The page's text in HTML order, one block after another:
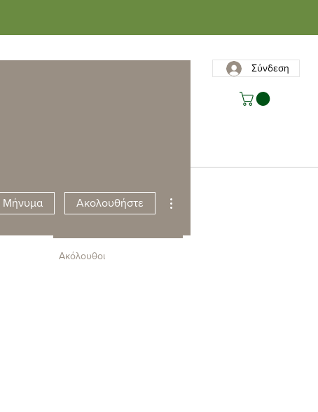
Σύνδεση
Μήνυμα Ακολουθήστε
Ακόλουθοι